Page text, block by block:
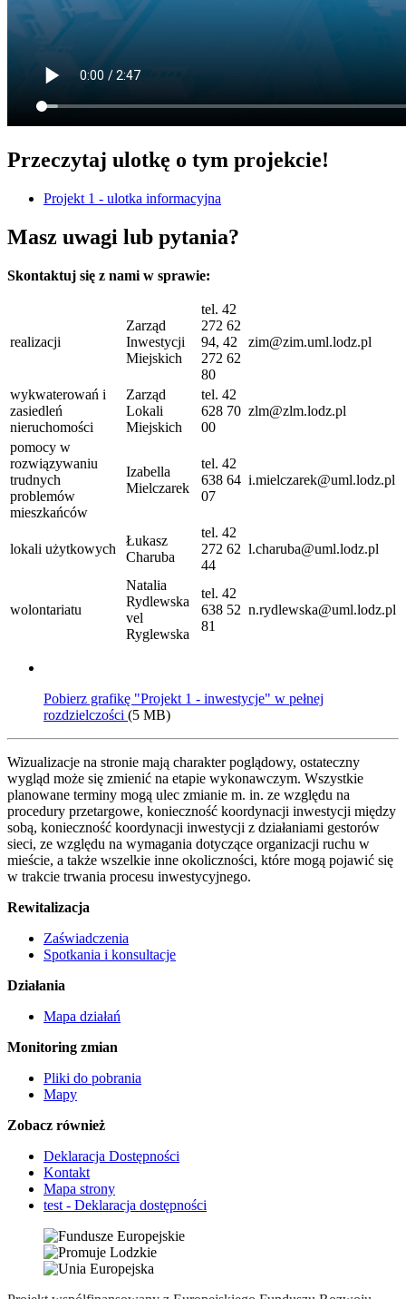
Przeczytaj ulotkę o tym projekcie!
Projekt 1 - ulotka informacyjna
Masz uwagi lub pytania?
Skontaktuj się z nami w sprawie:
realizacji
Zarząd
Inwestycji
Miejskich
tel. 42
272 62
94, 42
272 62
80
zim@zim.uml.lodz.pl
wykwaterowań i
zasiedleń
nieruchomości
Zarząd
Lokali
Miejskich
tel. 42
628 70
00
zlm@zlm.lodz.pl
pomocy w
rozwiązywaniu
trudnych
problemów
mieszkańców
Izabella
Mielczarek
tel. 42
638 64
07
i.mielczarek@uml.lodz.pl
lokali użytkowych
Łukasz
Charuba
tel. 42
272 62
44
l.charuba@uml.lodz.pl
wolontariatu
Natalia
Rydlewska
vel
Ryglewska
tel. 42
638 52
81
n.rydlewska@uml.lodz.pl
Pobierz grafikę "Projekt 1 - inwestycje" w pełnej
rozdzielczości (5 MB)
Wizualizacje na stronie mają charakter poglądowy, ostateczny
wygląd może się zmienić na etapie wykonawczym. Wszystkie
planowane terminy mogą ulec zmianie m. in. ze względu na
procedury przetargowe, konieczność koordynacji inwestycji między
sobą, konieczność koordynacji inwestycji z działaniami gestorów
sieci, ze względu na wymagania dotyczące organizacji ruchu w
mieście, a także wszelkie inne okoliczności, które mogą pojawić się
w trakcie trwania procesu inwestycyjnego.
Rewitalizacja
Zaświadczenia
Spotkania i konsultacje
Działania
Mapa działań
Monitoring zmian
Pliki do pobrania
Mapy
Zobacz również
Deklaracja Dostępności
Kontakt
Mapa strony
test - Deklaracja dostępności